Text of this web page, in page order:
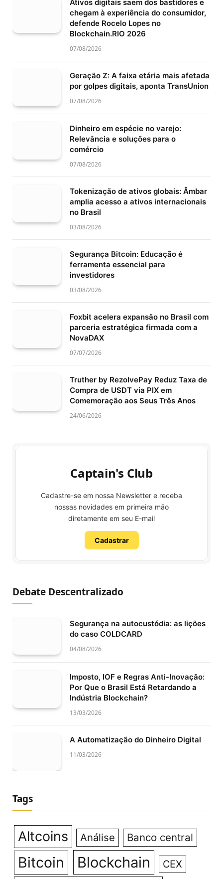
Ativos digitais saem dos bastidores e
chegam à experiência do consumidor,
defende Rocelo Lopes no
Blockchain.RIO 2026
07/08/2026
Geração Z: A faixa etária mais afetada
por golpes digitais, aponta TransUnion
07/08/2026
Dinheiro em espécie no varejo:
Relevância e soluções para o
comércio
07/08/2026
Tokenização de ativos globais: Âmbar
amplia acesso a ativos internacionais
no Brasil
03/08/2026
Segurança Bitcoin: Educação é
ferramenta essencial para
investidores
03/08/2026
Foxbit acelera expansão no Brasil com
parceria estratégica firmada com a
NovaDAX
07/07/2026
Truther by RezolvePay Reduz Taxa de
Compra de USDT via PIX em
Comemoração aos Seus Três Anos
24/06/2026
Captain's Club
Cadastre-se em nossa Newsletter e receba
nossas novidades em primeira mão
diretamente em seu E-mail
Cadastrar
Debate Descentralizado
Segurança na autocustódia: as lições
do caso COLDCARD
04/08/2026
Imposto, IOF e Regras Anti-Inovação:
Por Que o Brasil Está Retardando a
Indústria Blockchain?
13/03/2026
A Automatização do Dinheiro Digital
11/03/2026
Tags
Altcoins Análise Banco central
Bitcoin Blockchain CEX